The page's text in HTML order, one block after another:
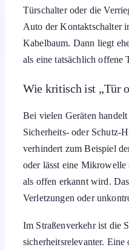
Türschalter oder die
Auto der Kontaktschalter
Kabelbaum. Dann liegt
als eine tatsächlich offene
Wie kritisch ist „Tür
Bei vielen Geräten
Sicherheits- oder Schutz-
verhindert zum Beispiel
oder lässt eine
als offen erkannt wird.
Verletzungen oder
Im Straßenverkehr ist die
sicherheitsrelevanter.